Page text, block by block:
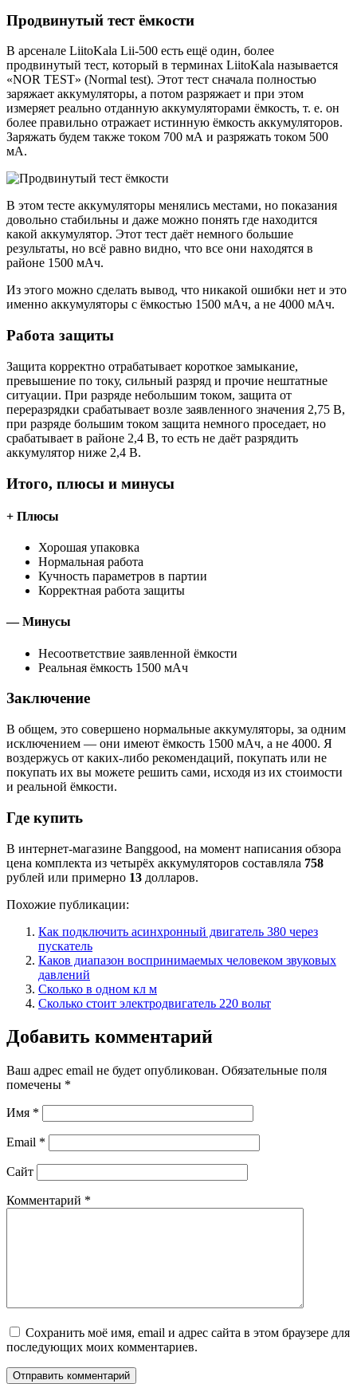
Продвинутый тест ёмкости
В арсенале LiitoKala Lii-500 есть ещё один, более
продвинутый тест, который в терминах LiitoKala называется
«NOR TEST» (Normal test). Этот тест сначала полностью
заряжает аккумуляторы, а потом разряжает и при этом
измеряет реально отданную аккумуляторами ёмкость, т. е. он
более правильно отражает истинную ёмкость аккумуляторов.
Заряжать будем также током 700 мА и разряжать током 500
мА.
В этом тесте аккумуляторы менялись местами, но показания
довольно стабильны и даже можно понять где находится
какой аккумулятор. Этот тест даёт немного большие
результаты, но всё равно видно, что все они находятся в
районе 1500 мАч.
Из этого можно сделать вывод, что никакой ошибки нет и это
именно аккумуляторы с ёмкостью 1500 мАч, а не 4000 мАч.
Работа защиты
Защита корректно отрабатывает короткое замыкание,
превышение по току, сильный разряд и прочие нештатные
ситуации. При разряде небольшим током, защита от
переразрядки срабатывает возле заявленного значения 2,75 В,
при разряде большим током защита немного проседает, но
срабатывает в районе 2,4 В, то есть не даёт разрядить
аккумулятор ниже 2,4 В.
Итого, плюсы и минусы
+ Плюсы
Хорошая упаковка
Нормальная работа
Кучность параметров в партии
Корректная работа защиты
— Минусы
Несоответствие заявленной ёмкости
Реальная ёмкость 1500 мАч
Заключение
В общем, это совершено нормальные аккумуляторы, за одним
исключением — они имеют ёмкость 1500 мАч, а не 4000. Я
воздержусь от каких-либо рекомендаций, покупать или не
покупать их вы можете решить сами, исходя из их стоимости
и реальной ёмкости.
Где купить
В интернет-магазине Banggood, на момент написания обзора
цена комплекта из четырёх аккумуляторов составляла 758
рублей или примерно 13 долларов.
Похожие публикации:
Как подключить асинхронный двигатель 380 через
пускатель
Каков диапазон воспринимаемых человеком звуковых
давлений
Сколько в одном кл м
Сколько стоит электродвигатель 220 вольт
Добавить комментарий
Ваш адрес email не будет опубликован. Обязательные поля
помечены *
Имя *
Email *
Сайт
Комментарий *
Сохранить моё имя, email и адрес сайта в этом браузере для
последующих моих комментариев.